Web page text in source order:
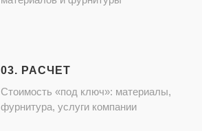
03. РАСЧЕТ
Стоимость «под ключ»: материалы,
фурнитура, услуги компании